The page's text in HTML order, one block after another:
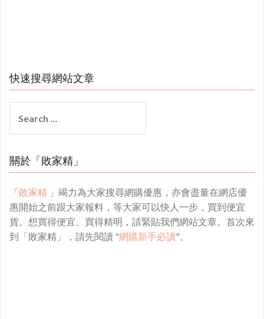
快速搜尋網站文章
for:
關於「敗家精」
「敗家精 」竭力為大家搜尋網購優惠，亦會盡量在網店優
惠開始之前跟大家報料，等大家可以快人一步，買到便宜
貨。想買得便宜、買得精明，請緊貼我們網站文章。首次來
到「敗家精」，請先閱讀 "網購新手必讀"。